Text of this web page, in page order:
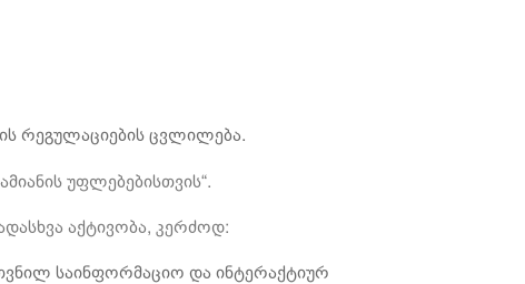
რეგულაციების ცვლილება.
უფლებებისთვის“.
აქტივობა, კერძოდ:
საინფორმაციო და ინტერაქტიურ